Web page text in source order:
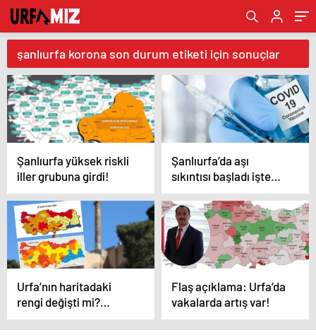
şanlıurfa korona son durum etiketi için sonuçlar
Şanlıurfa yüksek riskli
iller grubuna girdi!
Şanlıurfa’da aşı
sıkıntısı başladı işte
detaylar
Urfa’nın haritadaki
rengi değişti mi?
Açıklama geldi
Flaş açıklama: Urfa’da
vakalarda artış var!